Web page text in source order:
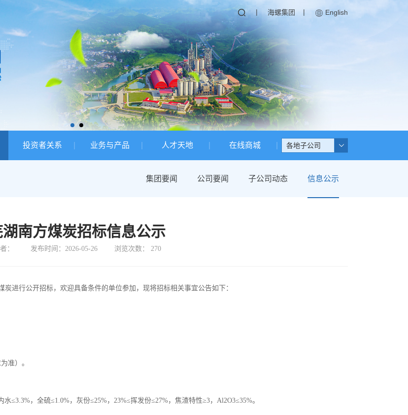
| 海螺集团 | English
投资者关系 业务与产品 人才天地 在线商城 各地子公司
集团要闻 公司要闻 子公司动态 信息公示
湖南方煤炭招标信息公示
： 发布时间：2026-05-26 浏览次数： 270
进行公开招标，欢迎具备条件的单位参加，现将招标相关事宜公告如下：
准）。
≤3.3%，全硫≤1.0%，灰份≤25%，23%≤挥发份≤27%，焦渣特性≥3，Al2O3≤35%。